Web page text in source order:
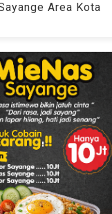
Area Kota